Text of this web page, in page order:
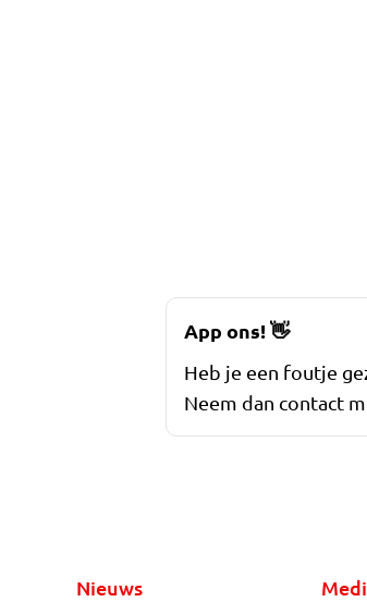
App ons!👋
Heb je een foutje
Neem dan contact
Nieuws